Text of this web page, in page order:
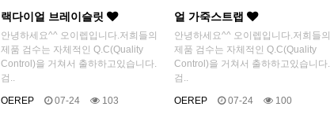
랙다이얼 브레이슬릿
안녕하세요^^ 오이렙입니다.저희들의
제품 검수는 자체적인 Q.C(Quality
Control)을 거쳐서 출하하고있습니다.
검..
OEREP 07-24 103
얼 가죽스트랩
안녕하세요^^ 오이렙입니다.저희들의
제품 검수는 자체적인 Q.C(Quality
Control)을 거쳐서 출하하고있습니다.
검..
OEREP 07-24 100